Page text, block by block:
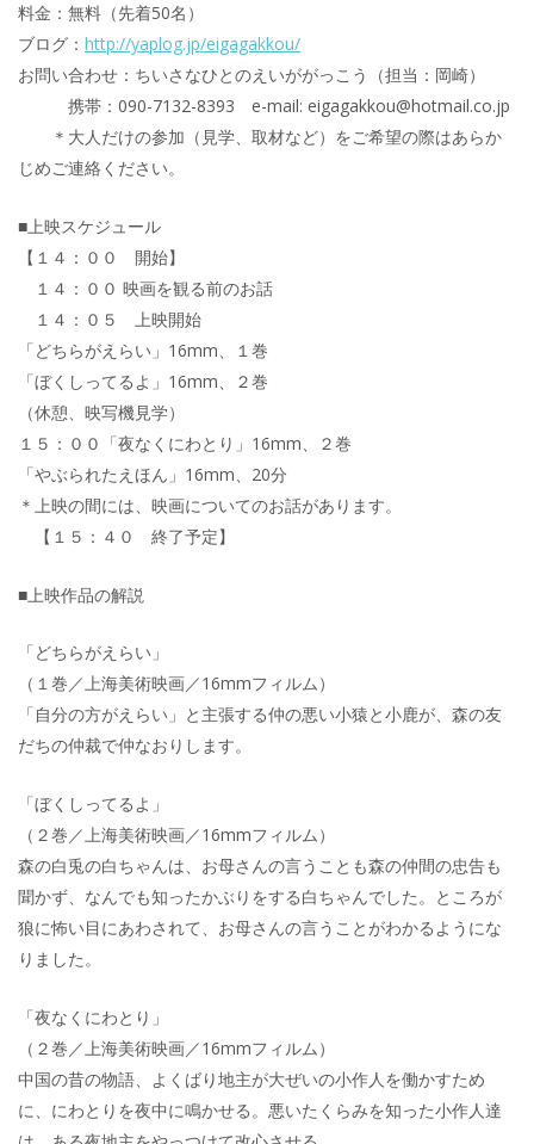
料金：無料（先着50名）
ブログ： http://yaplog.jp/eigagakkou/
お問い合わせ：ちいさなひとのえいががっこう（担当：岡崎）
携帯：090-7132-8393 e-mail: eigagakkou@hotmail.co.jp
＊大人だけの参加（見学、取材など）をご希望の際はあらか
じめご連絡ください。
■上映スケジュール
【１４：００ 開始】
１４：００ 映画を観る前のお話
１４：０５ 上映開始
「どちらがえらい」16mm、１巻
「ぼくしってるよ」16mm、２巻
（休憩、映写機見学）
１５：００「夜なくにわとり」16mm、２巻
「やぶられたえほん」16mm、20分
＊上映の間には、映画についてのお話があります。
【１５：４０ 終了予定】
■上映作品の解説
「どちらがえらい」
（１巻／上海美術映画／16mmフィルム）
「自分の方がえらい」と主張する仲の悪い小猿と小鹿が、森の友
だちの仲裁で仲なおりします。
「ぼくしってるよ」
（２巻／上海美術映画／16mmフィルム）
森の白兎の白ちゃんは、お母さんの言うことも森の仲間の忠告も
聞かず、なんでも知ったかぶりをする白ちゃんでした。ところが
狼に怖い目にあわされて、お母さんの言うことがわかるようにな
りました。
「夜なくにわとり」
（２巻／上海美術映画／16mmフィルム）
中国の昔の物語、よくばり地主が大ぜいの小作人を働かすため
に、にわとりを夜中に鳴かせる。悪いたくらみを知った小作人達